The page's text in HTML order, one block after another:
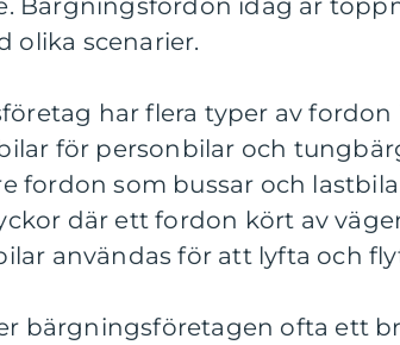
Bärgningsfordon idag är
olika scenarier.
har flera typer av fordon
för personbilar och
fordon som bussar och
där ett fordon kört av
användas för att lyfta och
bärgningsföretagen ofta ett